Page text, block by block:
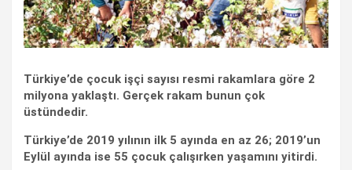
Türkiye’de çocuk işçi sayısı resmi rakamlara göre 2
milyona yaklaştı. Gerçek rakam bunun çok
üstündedir.
Türkiye’de 2019 yılının ilk 5 ayında en az 26; 2019’un
Eylül ayında ise 55 çocuk çalışırken yaşamını yitirdi.